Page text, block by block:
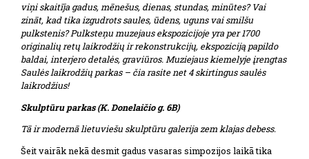
viņi skaitīja gadus, mēnešus, dienas, stundas, minūtes? Vai
zināt, kad tika izgudrots saules, ūdens, uguns vai smilšu
pulkstenis? Pulksteņu muzejaus ekspozicijoje yra per 1700
originalių retų laikrodžių ir rekonstrukcijų, ekspoziciją papildo
baldai, interjero detalės, graviūros. Muziejaus kiemelyje įrengtas
Saulės laikrodžių parkas – čia rasite net 4 skirtingus saulės
laikrodžius!
Skulptūru parkas (K. Donelaičio g. 6B)
Tā ir modernā lietuviešu skulptūru galerija zem klajas debess.
Šeit vairāk nekā desmit gadus vasaras simpozijos laikā tika